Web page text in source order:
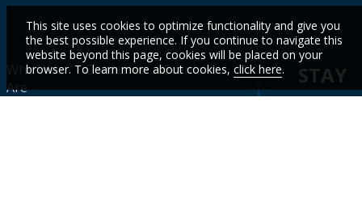
Who We
Are
Countries
Events
STAY
This site uses cookies to optimize functionality and give you
the best possible experience. If you continue to navigate this
website beyond this page, cookies will be placed on your
browser. To learn more about cookies, click here.